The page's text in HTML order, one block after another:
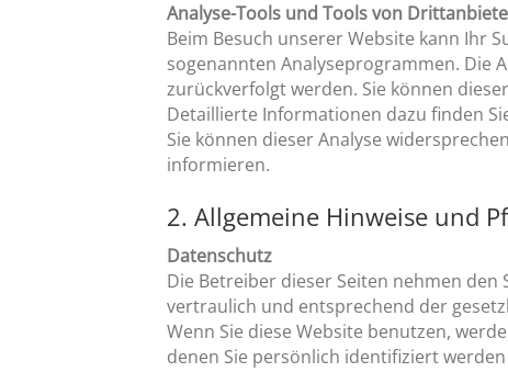
Analyse-Tools und Tools von
Beim Besuch unserer Website kann Ihr
sogenannten Analyseprogrammen. Die
zurückverfolgt werden. Sie können
Detaillierte Informationen dazu finden
Sie können dieser Analyse
informieren.
2. Allgemeine Hinweise und
Datenschutz
Die Betreiber dieser Seiten nehmen
vertraulich und entsprechend der
Wenn Sie diese Website benutzen,
denen Sie persönlich identifiziert